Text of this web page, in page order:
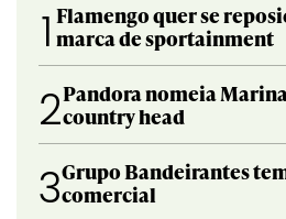
1 Flamengo quer se
marca de sportainment
2Pandora nomeia
country head
3Grupo Bandeirantes
comercial